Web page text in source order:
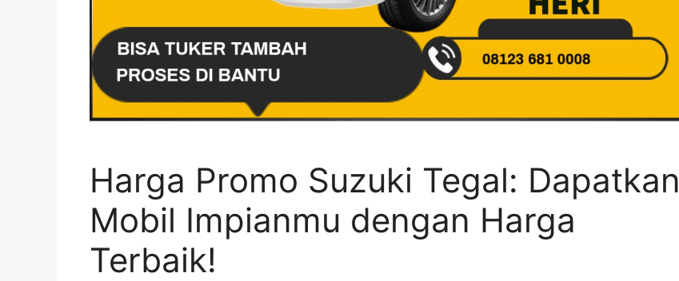
Harga Promo Suzuki Tegal: Dapatkan
Mobil Impianmu dengan Harga
Terbaik!